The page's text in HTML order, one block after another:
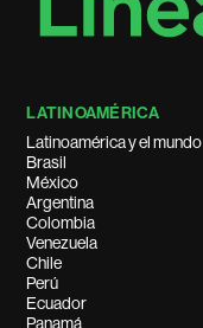
LATINOAMÉRICA
Latinoamérica y el mundo
Brasil
México
Argentina
Colombia
Venezuela
Chile
Perú
Ecuador
Panamá